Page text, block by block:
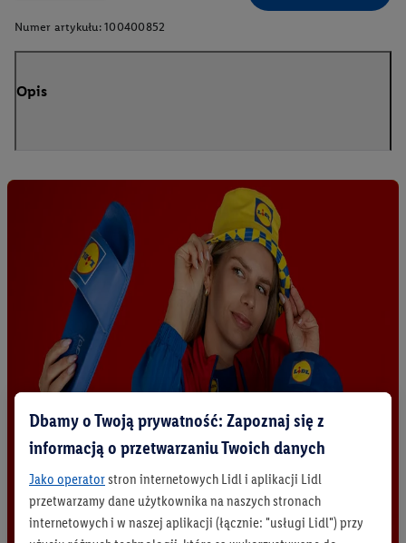
Numer artykułu: 100400852
Opis
Dbamy o Twoją prywatność: Zapoznaj się z
informacją o przetwarzaniu Twoich danych
Jako operatorstron internetowych Lidl i aplikacji Lidl
przetwarzamy dane użytkownika na naszych stronach
internetowych i w naszej aplikacji (łącznie: "usługi Lidl") przy